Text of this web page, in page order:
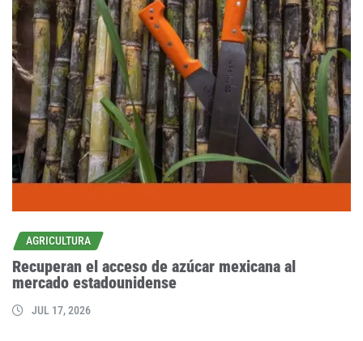
AGRICULTURA
Recuperan el acceso de azúcar mexicana al
mercado estadounidense
JUL 17, 2026